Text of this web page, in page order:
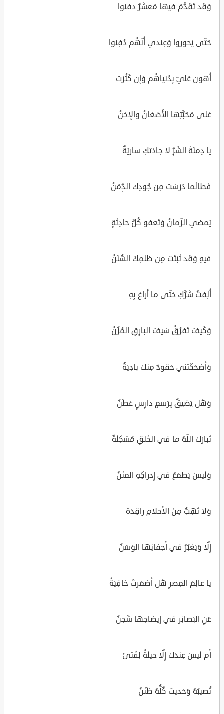
وَقَد تَقَدَّمَ فيها مَعشَرٌ دفنوا
حَتّى يَحوروا وَعِندي أَنَّهُم دُفِنوا
أَهون عَليَّ بِدُنياهُم وَإِن كَثُرَت
عَلى مَحَبَّتِها الأَضغانُ والإِحَنُ
يا دِمنَةَ الشَرِّ لا جادَتكِ ساريَةٌ
فَطالَما دَرَسَت مِن جُودِك الدِّمَنُ
يَمضي الزَّمانُ وَتَعفو كُلُّ حادِثَةٍ
فيهِ وَقَد ثَبَتَت مِن ظلمِكَ السُّنَنُ
أَلِفتُ شَرَّكِ حَتّى ما أراعَ بِهِ
وَكَيفَ تَفرُقُ سَيفَ البارِقِ المُزُنُ
وَأَضحَكَتني حَقودٌ مِنكَ بادِيَةٌ
وَهَل يَضيقُ بِرَسمٍ دارِسٍ عَطَنُ
تَبارَكَ اللَّهُ ما في الخَلقِ مُشكِلَةٌ
وَلَيسَ يَطمَعُ في إِدراكِهِ المنَنُ
وَلا تَهِبُّ مِنَ الأَحلامِ راقِدَة
إِلّا وَيَغبُرُ في أَجفانِها الوَسَنُ
يا عالِمَ المِصرِ هَل أَضمَرتَ خافِيَةً
عَنِ البَصائِر في إيضاحِها شَجنُ
أَم لَيسَ عِندَكَ إِلّا حيلَةً لِفَتىً
تُصيبُهُ وَحَديث كُلُّهُ ظَنَنُ